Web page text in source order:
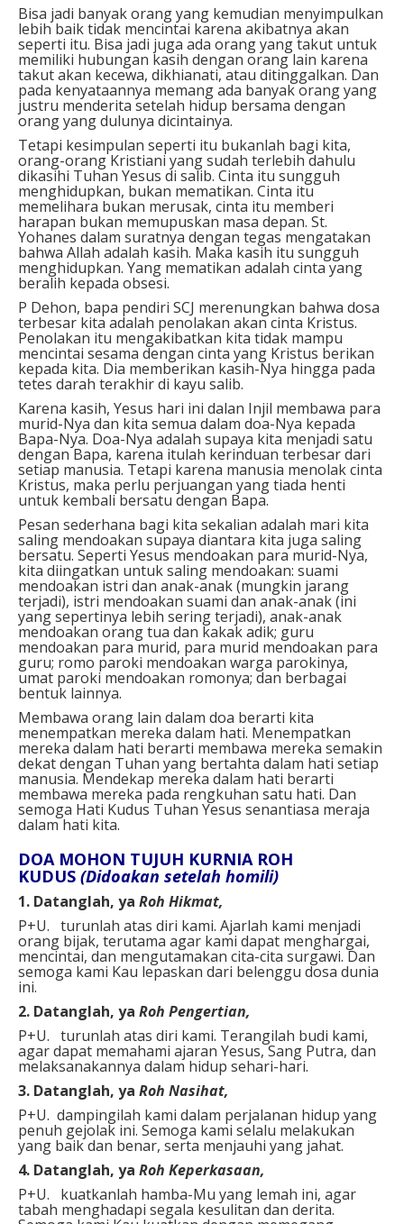
Bisa jadi banyak orang yang kemudian menyimpulkan
lebih baik tidak mencintai karena akibatnya akan
seperti itu. Bisa jadi juga ada orang yang takut untuk
memiliki hubungan kasih dengan orang lain karena
takut akan kecewa, dikhianati, atau ditinggalkan. Dan
pada kenyataannya memang ada banyak orang yang
justru menderita setelah hidup bersama dengan
orang yang dulunya dicintainya.
Tetapi kesimpulan seperti itu bukanlah bagi kita,
orang-orang Kristiani yang sudah terlebih dahulu
dikasihi Tuhan Yesus di salib. Cinta itu sungguh
menghidupkan, bukan mematikan. Cinta itu
memelihara bukan merusak, cinta itu memberi
harapan bukan memupuskan masa depan. St.
Yohanes dalam suratnya dengan tegas mengatakan
bahwa Allah adalah kasih. Maka kasih itu sungguh
menghidupkan. Yang mematikan adalah cinta yang
beralih kepada obsesi.
P Dehon, bapa pendiri SCJ merenungkan bahwa dosa
terbesar kita adalah penolakan akan cinta Kristus.
Penolakan itu mengakibatkan kita tidak mampu
mencintai sesama dengan cinta yang Kristus berikan
kepada kita. Dia memberikan kasih-Nya hingga pada
tetes darah terakhir di kayu salib.
Karena kasih, Yesus hari ini dalan Injil membawa para
murid-Nya dan kita semua dalam doa-Nya kepada
Bapa-Nya. Doa-Nya adalah supaya kita menjadi satu
dengan Bapa, karena itulah kerinduan terbesar dari
setiap manusia. Tetapi karena manusia menolak cinta
Kristus, maka perlu perjuangan yang tiada henti
untuk kembali bersatu dengan Bapa.
Pesan sederhana bagi kita sekalian adalah mari kita
saling mendoakan supaya diantara kita juga saling
bersatu. Seperti Yesus mendoakan para murid-Nya,
kita diingatkan untuk saling mendoakan: suami
mendoakan istri dan anak-anak (mungkin jarang
terjadi), istri mendoakan suami dan anak-anak (ini
yang sepertinya lebih sering terjadi), anak-anak
mendoakan orang tua dan kakak adik; guru
mendoakan para murid, para murid mendoakan para
guru; romo paroki mendoakan warga parokinya,
umat paroki mendoakan romonya; dan berbagai
bentuk lainnya.
Membawa orang lain dalam doa berarti kita
menempatkan mereka dalam hati. Menempatkan
mereka dalam hati berarti membawa mereka semakin
dekat dengan Tuhan yang bertahta dalam hati setiap
manusia. Mendekap mereka dalam hati berarti
membawa mereka pada rengkuhan satu hati. Dan
semoga Hati Kudus Tuhan Yesus senantiasa meraja
dalam hati kita.
DOA MOHON TUJUH KURNIA ROH
KUDUS (Didoakan setelah homili)
1. Datanglah, ya Roh Hikmat,
P+U. turunlah atas diri kami. Ajarlah kami menjadi
orang bijak, terutama agar kami dapat menghargai,
mencintai, dan mengutamakan cita-cita surgawi. Dan
semoga kami Kau lepaskan dari belenggu dosa dunia
ini.
2. Datanglah, ya Roh Pengertian,
P+U. turunlah atas diri kami. Terangilah budi kami,
agar dapat memahami ajaran Yesus, Sang Putra, dan
melaksanakannya dalam hidup sehari-hari.
3. Datanglah, ya Roh Nasihat,
P+U. dampingilah kami dalam perjalanan hidup yang
penuh gejolak ini. Semoga kami selalu melakukan
yang baik dan benar, serta menjauhi yang jahat.
4. Datanglah, ya Roh Keperkasaan,
P+U. kuatkanlah hamba-Mu yang lemah ini, agar
tabah menghadapi segala kesulitan dan derita.